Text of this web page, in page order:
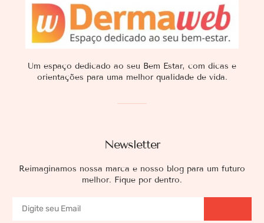
Newsletter
Reimaginamos nossa marca e nosso blog para um futuro
melhor. Fique por dentro.
Um espaço dedicado ao seu Bem Estar, com dicas e
orientações para uma melhor qualidade de vida.